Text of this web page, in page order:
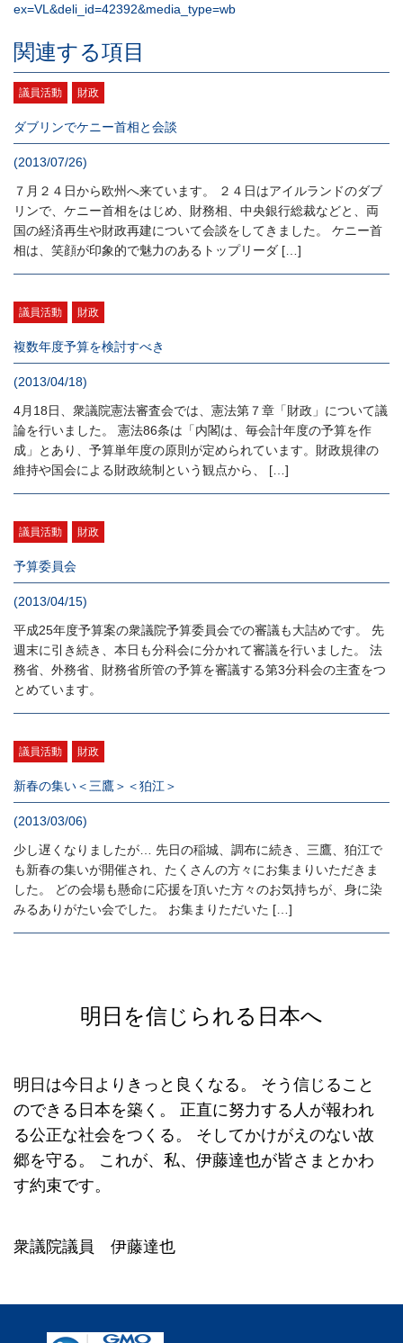
ex=VL&deli_id=42392&media_type=wb
関連する項目
議員活動 財政
ダブリンでケニー首相と会談
(2013/07/26)
７月２４日から欧州へ来ています。 ２４日はアイルランドのダブ
リンで、ケニー首相をはじめ、財務相、中央銀行総裁などと、両
国の経済再生や財政再建について会談をしてきました。 ケニー首
相は、笑顔が印象的で魅力のあるトップリーダ […]
議員活動 財政
複数年度予算を検討すべき
(2013/04/18)
4月18日、衆議院憲法審査会では、憲法第７章「財政」について議
論を行いました。 憲法86条は「内閣は、毎会計年度の予算を作
成」とあり、予算単年度の原則が定められています。財政規律の
維持や国会による財政統制という観点から、 […]
議員活動 財政
予算委員会
(2013/04/15)
平成25年度予算案の衆議院予算委員会での審議も大詰めです。 先
週末に引き続き、本日も分科会に分かれて審議を行いました。 法
務省、外務省、財務省所管の予算を審議する第3分科会の主査をつ
とめています。
議員活動 財政
新春の集い＜三鷹＞＜狛江＞
(2013/03/06)
少し遅くなりましたが… 先日の稲城、調布に続き、三鷹、狛江で
も新春の集いが開催され、たくさんの方々にお集まりいただきま
した。 どの会場も懸命に応援を頂いた方々のお気持ちが、身に染
みるありがたい会でした。 お集まりただいた […]
明日を信じられる日本へ
明日は今日よりきっと良くなる。
そう信じること
のできる日本を築く。
正直に努力する人が報われ
る公正な社会をつくる。
そしてかけがえのない故
郷を守る。
これが、私、伊藤達也が皆さまとかわ
す約束です。
衆議院議員 伊藤達也